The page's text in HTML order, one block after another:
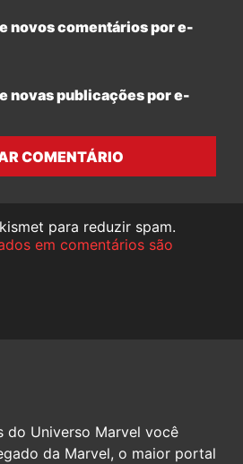
novos comentários por e-
novas publicações por e-
COMENTÁRIO
para reduzir spam.
em comentários são
do Universo Marvel você
da Marvel, o maior portal